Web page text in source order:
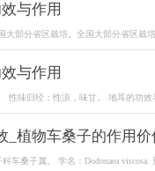
与作用
大部分省区栽培。全国大部分省区栽
与作用
性味归经：性凉，味甘。 地耳的功
_植物车桑子的作用价
车桑子属。 学名：Dodonaea viscosa.